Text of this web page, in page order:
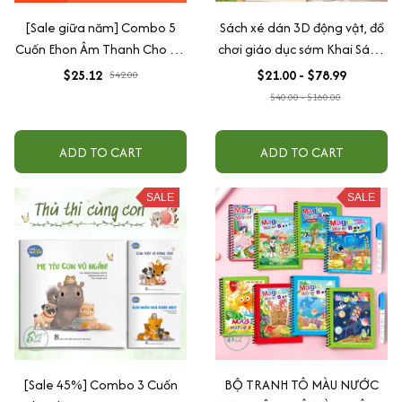
[Sale giữa năm] Combo 5
Cuốn Ehon Âm Thanh Cho Bé
Từ 0 - 3 Tuổi
$25.12 $42.00
ADD TO CART
Sách xé dán 3D động vật, đồ
chơi giáo dục sớm Khai Sáng
cho trẻ, với khóa dán, giáo
dục nhẹ, chống ồn
$21.00 - $78.99
$40.00 - $160.00
ADD TO CART
SALE
[Sale 45%] Combo 3 Cuốn
SALE
BỘ TRANH TÔ MÀU NƯỚC